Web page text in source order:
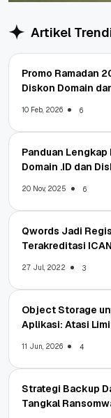
Artikel
Promo Ramadan
Diskon Domain
10 Feb, 2026 6
Panduan Lengkap
Domain .ID dan
20 Nov, 2025 6
Qwords Jadi
Terakreditasi
27 Jul, 2022 3
Object Storage
Aplikasi: Atasi
11 Jun, 2026 4
Strategi Backup
Tangkal